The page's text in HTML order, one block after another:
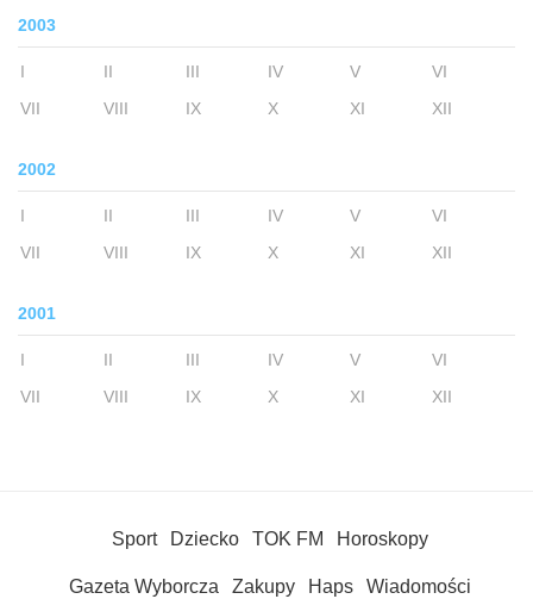
2003
I II III IV V
VI
VII
VIII IX X XI XII
2002
I II III IV V
VI
VII
VIII IX X XI XII
2001
I II III IV V
VI
VII
VIII IX X XI XII
Sport Dziecko TOK FM Horoskopy
Gazeta Wyborcza Zakupy Haps Wiadomości